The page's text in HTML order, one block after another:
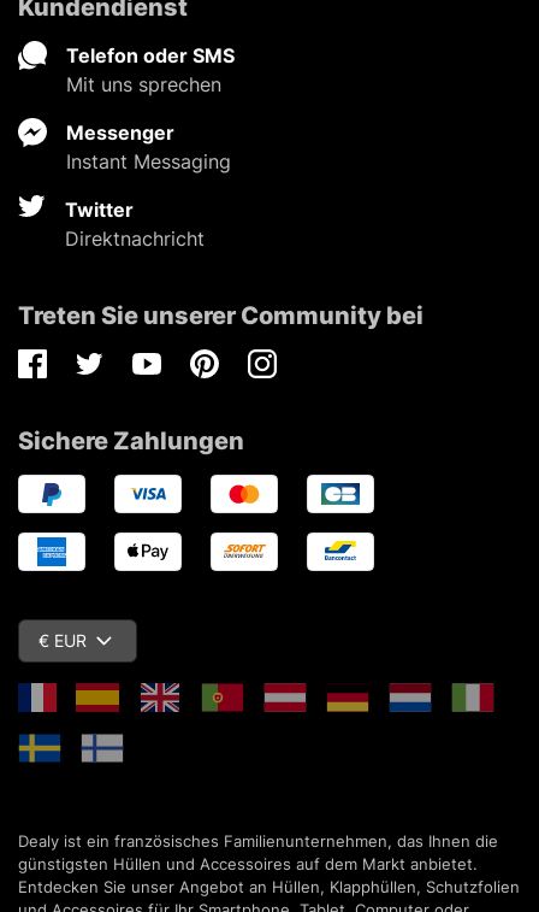
Kundendienst
Telefon oder SMS
Mit uns sprechen
Messenger
Instant Messaging
Twitter
Direktnachricht
Treten Sie unserer Community bei
FacebookTwitterYoutubePinterestInstagram
Sichere Zahlungen
€ EUR
Dealy ist ein französisches Familienunternehmen, das Ihnen die
günstigsten Hüllen und Accessoires auf dem Markt anbietet.
Entdecken Sie unser Angebot an Hüllen, Klapphüllen, Schutzfolien